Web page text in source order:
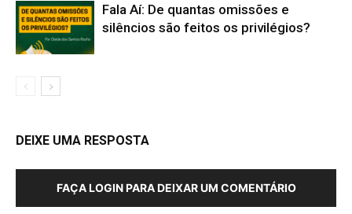
Fala Aí: De quantas omissões e
silêncios são feitos os privilégios?
DEIXE UMA RESPOSTA
FAÇA LOGIN PARA DEIXAR UM COMENTÁRIO